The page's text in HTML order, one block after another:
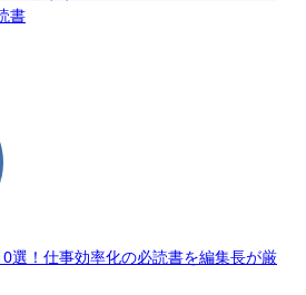
書
選！仕事効率化の必読書を編集長が厳